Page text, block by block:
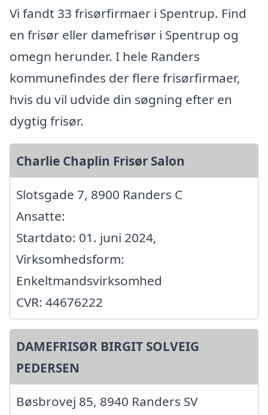
Vi fandt 33 frisørfirmaer i Spentrup. Find
en frisør eller damefrisør i Spentrup og
omegn herunder. I hele Randers
kommunefindes der flere frisørfirmaer,
hvis du vil udvide din søgning efter en
dygtig frisør.
Charlie Chaplin Frisør Salon
Slotsgade 7, 8900 Randers C
Ansatte:
Startdato: 01. juni 2024,
Virksomhedsform:
Enkeltmandsvirksomhed
CVR: 44676222
DAMEFRISØR BIRGIT SOLVEIG
PEDERSEN
Bøsbrovej 85, 8940 Randers SV